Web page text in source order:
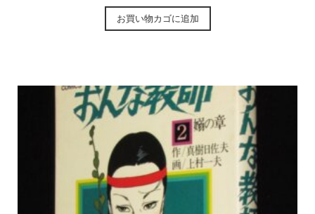
お買い物カゴに追加